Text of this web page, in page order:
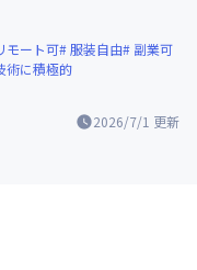
2026/7/1 更新
モート可 服装自由
副業可
術に積極的